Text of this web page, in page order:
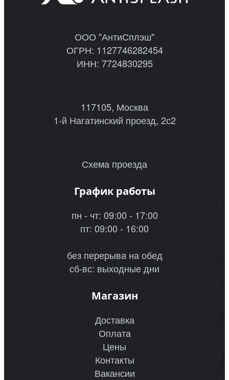
ООО "АнтиСплэш"
ОГРН: 1127746282454
ИНН: 7724830295
117105, Москва
1-й Нагатинский проезд, 2с2
Схема проезда
График работы
пн - чт: 09:00 - 17:00
пт: 09:00 - 16:00
без перерыва на обед
сб-вс: выходные дни
Магазин
Доставка
Оплата
Цены
Контакты
Вакансии